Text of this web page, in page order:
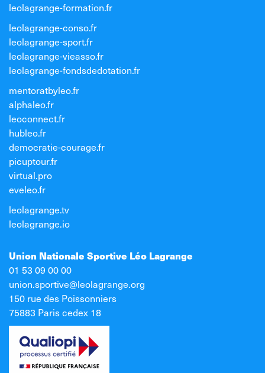
leolagrange-formation.fr
leolagrange-conso.fr
leolagrange-sport.fr
leolagrange-vieasso.fr
leolagrange-fondsdedotation.fr
mentoratbyleo.fr
alphaleo.fr
leoconnect.fr
hubleo.fr
democratie-courage.fr
picuptour.fr
virtual.pro
eveleo.fr
leolagrange.tv
leolagrange.io
Union Nationale Sportive Léo Lagrange
01 53 09 00 00
union.sportive@leolagrange.org
150 rue des Poissonniers
75883 Paris cedex 18